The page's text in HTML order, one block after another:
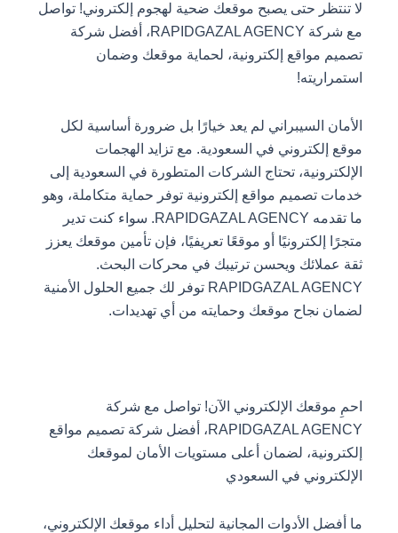
لا تنتظر حتى يصبح موقعك ضحية لهجوم إلكتروني! تواصل
مع شركة RAPIDGAZAL AGENCY، أفضل شركة
تصميم مواقع إلكترونية، لحماية موقعك وضمان
استمراريته!
الأمان السيبراني لم يعد خيارًا بل ضرورة أساسية لكل
موقع إلكتروني في السعودية. مع تزايد الهجمات
الإلكترونية، تحتاج الشركات المتطورة في السعودية إلى
خدمات تصميم مواقع إلكترونية توفر حماية متكاملة، وهو
ما تقدمه RAPIDGAZAL AGENCY. سواء كنت تدير
متجرًا إلكترونيًا أو موقعًا تعريفيًا، فإن تأمين موقعك يعزز
ثقة عملائك ويحسن ترتيبك في محركات البحث.
RAPIDGAZAL AGENCY توفر لك جميع الحلول الأمنية
لضمان نجاح موقعك وحمايته من أي تهديدات.
احمِ موقعك الإلكتروني الآن! تواصل مع شركة
RAPIDGAZAL AGENCY، أفضل شركة تصميم مواقع
إلكترونية، لضمان أعلى مستويات الأمان لموقعك
الإلكتروني في السعودي
ما أفضل الأدوات المجانية لتحليل أداء موقعك الإلكتروني،